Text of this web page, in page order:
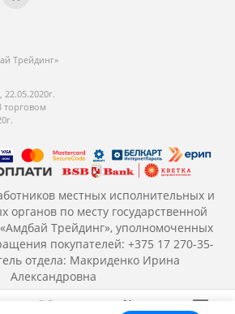
Трейдинг»
местных исполнительных и
органов по месту государственной
Трейдинг», уполномоченных
покупателей: +375 17 270-35-
отдела: Макриденко Ирина
Александровна